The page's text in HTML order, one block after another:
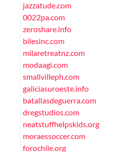
jazzatude.com
0022pa.com
zeroshare.info
bilesinc.com
milaretreatnz.com
modaagi.com
smallvilleph.com
galiciasuroeste.info
batallasdeguerra.com
dregstudios.com
neatstuffhelpskids.org
moraessoccer.com
forochile.org